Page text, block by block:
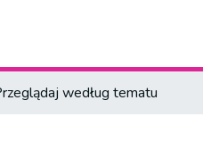
według tematu